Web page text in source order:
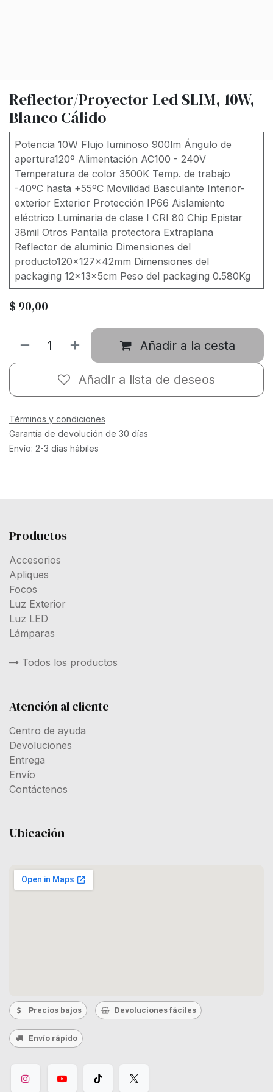
Reflector/Proyector Led SLIM, 10W,
Blanco Cálido
Potencia 10W Flujo luminoso 900lm Ángulo de
apertura120º Alimentación AC100 - 240V
Temperatura de color 3500K Temp. de trabajo
-40ºC hasta +55ºC Movilidad Basculante Interior-
exterior Exterior Protección IP66 Aislamiento
eléctrico Luminaria de clase I CRI 80 Chip Epistar
38mil Otros Pantalla protectora Extraplana
Reflector de aluminio Dimensiones del
producto120x127x42mm Dimensiones del
packaging 12x13x5cm Peso del packaging 0.580Kg
$ 90,00
Añadir a la cesta
Añadir a lista de deseos
Términos y condiciones
Garantía de devolución de 30 días
Envío: 2-3 días hábiles
Productos
Accesorios
Apliques
Focos
Luz Exterior
Luz LED
Lámparas
Todos los productos
Atención al cliente
Centro de ayuda
Devoluciones
Entrega
Envío
Contáctenos
Ubicación
Precios bajos Devoluciones fáciles
Envío rápido